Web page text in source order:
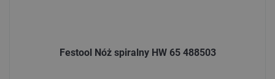
Festool Nóż spiralny HW 65 488503